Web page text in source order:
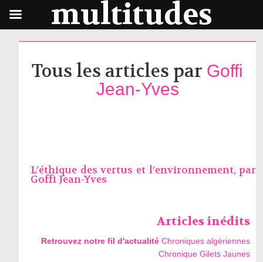
Tous les articles par Goffi
Jean-Yves
L’éthique des vertus et l’environnement, par
Goffi Jean-Yves
Articles inédits
Retrouvez notre fil d'actualité Chroniques algériennes
Chronique Gilets Jaunes
multitudes